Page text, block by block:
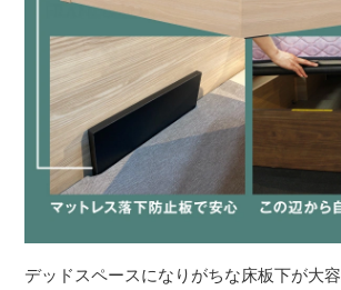
デッドスペースになりがちな床板下が大